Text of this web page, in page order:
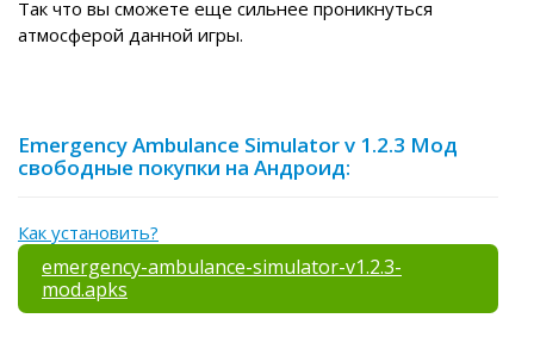
Так что вы сможете еще сильнее проникнуться
атмосферой данной игры.
Emergency Ambulance Simulator v 1.2.3 Мод
свободные покупки на Андроид:
Как установить?
emergency-ambulance-simulator-v1.2.3-
mod.apks